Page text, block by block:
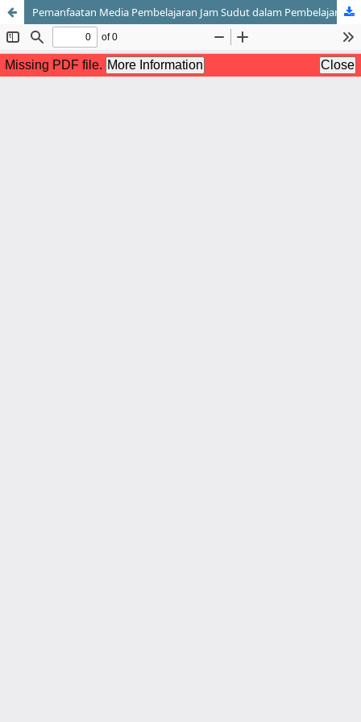
Pemanfaatan Media Pembelajaran Jam Sudut dalam Pembelajaran Matematika di SD